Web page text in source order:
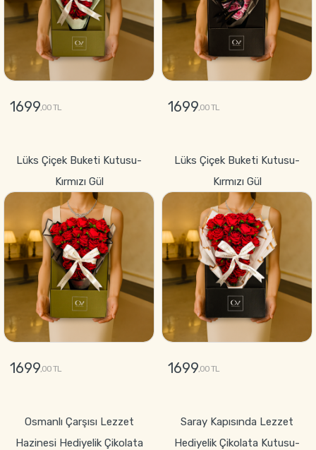
1699,00 TL 1699,00 TL
Lüks Çiçek Buketi Kutusu-
Kırmızı Gül
1699,00 TL
Lüks Çiçek Buketi Kutusu-
Kırmızı Gül
1699,00 TL
Osmanlı Çarşısı Lezzet
Hazinesi Hediyelik Çikolata
Saray Kapısında Lezzet
Hediyelik Çikolata Kutusu-